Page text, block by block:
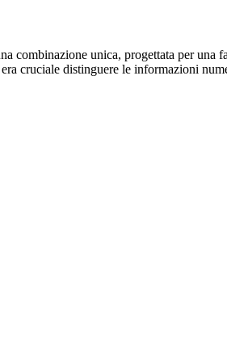
combinazione unica, progettata per
cruciale distinguere le informazioni